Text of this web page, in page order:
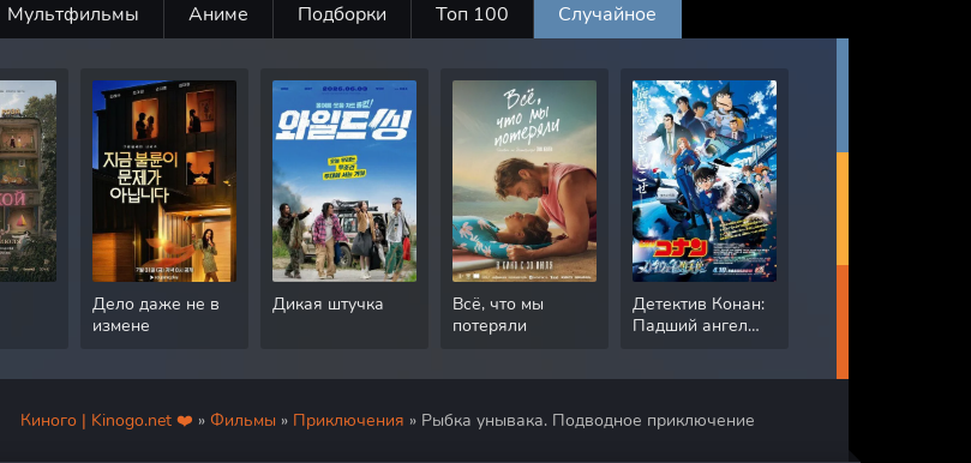
Мультфильмы Аниме Подборки Топ 100 Случайное
Дело даже не в
измене
Дикая штучка
Всё, что мы
потеряли
Детектив Конан:
Падший ангел
Киного | Kinogo.net ❤️ » Фильмы » Приключения » Рыбка унывака. Подводное приключение